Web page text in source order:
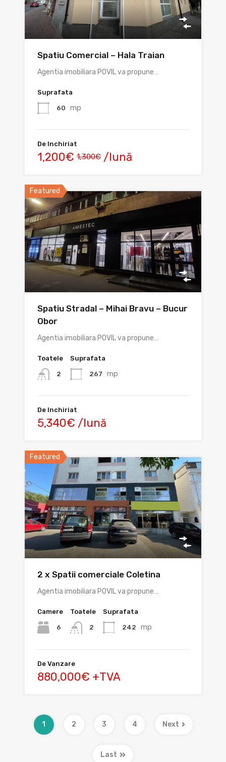
Spatiu Comercial – Hala Traian
Agentia imobiliara POVIL va propune…
Suprafata
60 mp
De Inchiriat
1,200€ 1,300€ /lună
Featured
Spatiu Stradal – Mihai Bravu – Bucur
Obor
Agentia imobiliara POVIL va propune…
Toatele
2
Suprafata
267 mp
De Inchiriat
5,340€ /lună
Featured
2 x Spatii comerciale Coletina
Agentia imobiliara POVIL va propune…
Camere
6
Toatele
2
Suprafata
242 mp
De Vanzare
880,000€ +TVA
1 2 3 4 Next
Last